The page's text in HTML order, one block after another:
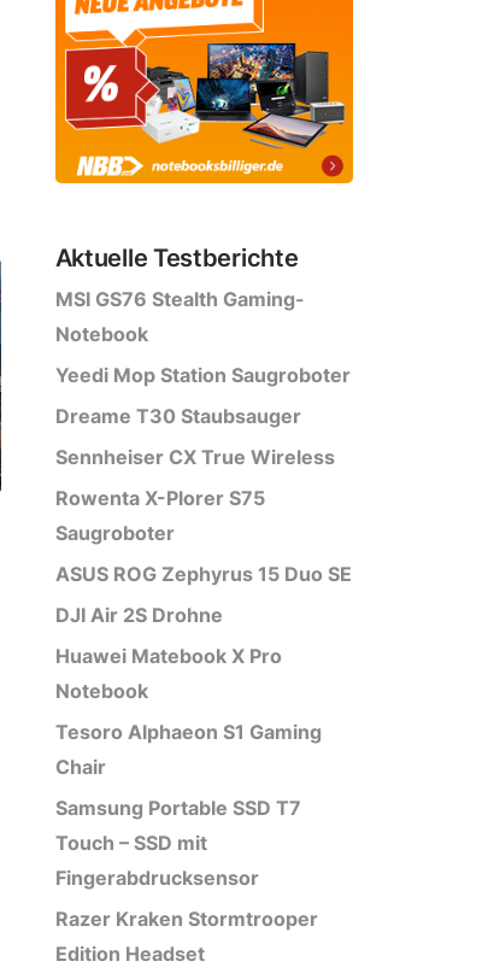
Aktuelle Testberichte
MSI GS76 Stealth Gaming-
Notebook
Yeedi Mop Station Saugroboter
Dreame T30 Staubsauger
Sennheiser CX True Wireless
Rowenta X-Plorer S75
Saugroboter
ASUS ROG Zephyrus 15 Duo SE
DJI Air 2S Drohne
Huawei Matebook X Pro
Notebook
Tesoro Alphaeon S1 Gaming
Chair
Samsung Portable SSD T7
Touch – SSD mit
Fingerabdrucksensor
Razer Kraken Stormtrooper
Edition Headset